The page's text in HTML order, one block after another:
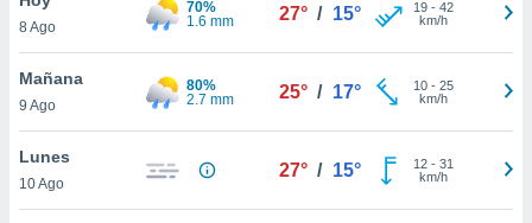
en
más
nuestra
8 Ago
70%
1.6 mm
27° / 15° 19- 42
km/h
Mañana
9 Ago
80%
2.7 mm
25° / 17° 10- 25
km/h
Lunes
10 Ago
27° / 15° 12- 31
km/h